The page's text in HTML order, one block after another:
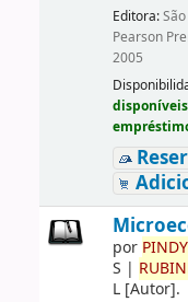
Editora:
Pearson
2005
por
S |
L[Autor].